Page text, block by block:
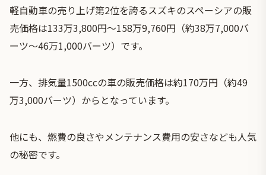
軽自動車の売り上げ第2位を誇るスズキのスペーシアの販
売価格は133万3,800円〜158万9,760円（約38万7,000バ
ーツ〜46万1,000バーツ）です。
一方、排気量1500ccの車の販売価格は約170万円（約49
万3,000バーツ）からとなっています。
他にも、燃費の良さやメンテナンス費用の安さなども人気
の秘密です。